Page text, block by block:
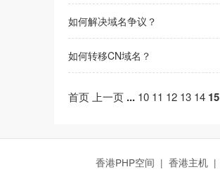
如何解决域名争议？
如何转移CN域名？
首页 上一页 ... 10 11 12 13 14 15
香港PHP空间 | 香港主机 |